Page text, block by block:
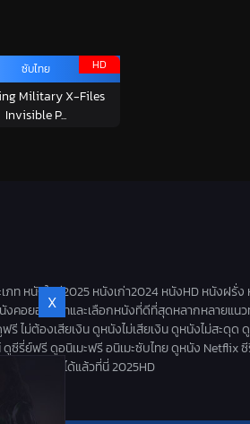
HD
ซับไทย
Military X-Files
Invisible P...
X
หนังใหม่2025 หนังเก่า2024 หนังHD หนังฝรั่ง
งคอยอัพเดทและเลือกหนังที่ดีที่สุดหลากหลายแน
ไม่ต้องเสียเงิน ดูหนังไม่เสียเงิน ดูหนังไม่สะดุด
ซีรี่ย์ฟรี ดูอนิเมะฟรี อนิเมะซับไทย ดูหนัง Netflix
ไลน์ 2025 ได้แล้วที่นี่ 2025HD